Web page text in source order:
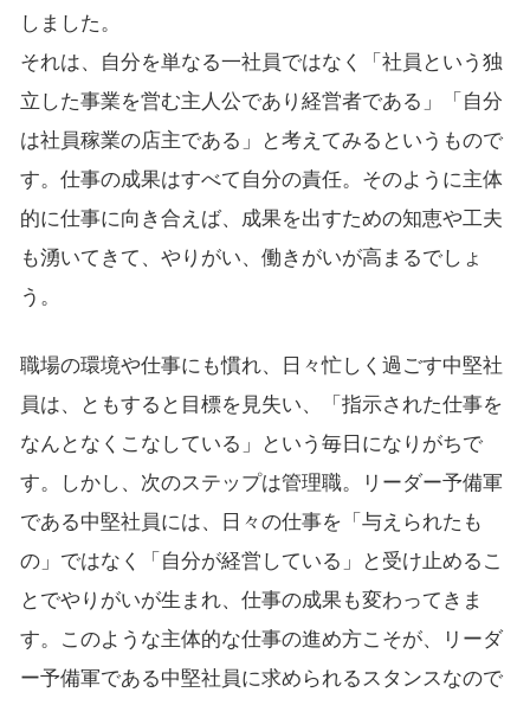
しました。
それは、自分を単なる一社員ではなく「社員という独
立した事業を営む主人公であり経営者である」「自分
は社員稼業の店主である」と考えてみるというもので
す。仕事の成果はすべて自分の責任。そのように主体
的に仕事に向き合えば、成果を出すための知恵や工夫
も湧いてきて、やりがい、働きがいが高まるでしょ
う。
職場の環境や仕事にも慣れ、日々忙しく過ごす中堅社
員は、ともすると目標を見失い、「指示された仕事を
なんとなくこなしている」という毎日になりがちで
す。しかし、次のステップは管理職。リーダー予備軍
である中堅社員には、日々の仕事を「与えられたも
の」ではなく「自分が経営している」と受け止めるこ
とでやりがいが生まれ、仕事の成果も変わってきま
す。このような主体的な仕事の進め方こそが、リーダ
ー予備軍である中堅社員に求められるスタンスなので